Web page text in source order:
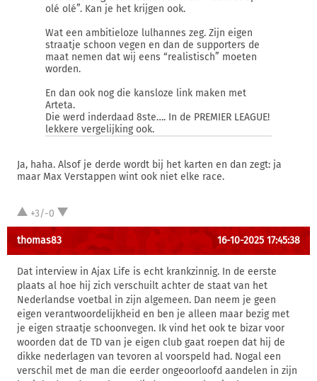
olé olé”. Kan je het krijgen ook.
Wat een ambitieloze lulhannes zeg. Zijn eigen
straatje schoon vegen en dan de supporters de
maat nemen dat wij eens “realistisch” moeten
worden.
En dan ook nog die kansloze link maken met
Arteta.
Die werd inderdaad 8ste…. In de PREMIER LEAGUE!
lekkere vergelijking ook.
Ja, haha. Alsof je derde wordt bij het karten en dan zegt: ja
maar Max Verstappen wint ook niet elke race.
+3/-0
thomas83 16-10-2025 17:45:38
Dat interview in Ajax Life is echt krankzinnig. In de eerste
plaats al hoe hij zich verschuilt achter de staat van het
Nederlandse voetbal in zijn algemeen. Dan neem je geen
eigen verantwoordelijkheid en ben je alleen maar bezig met
je eigen straatje schoonvegen. Ik vind het ook te bizar voor
woorden dat de TD van je eigen club gaat roepen dat hij de
dikke nederlagen van tevoren al voorspeld had. Nogal een
verschil met de man die eerder ongeoorloofd aandelen in zijn